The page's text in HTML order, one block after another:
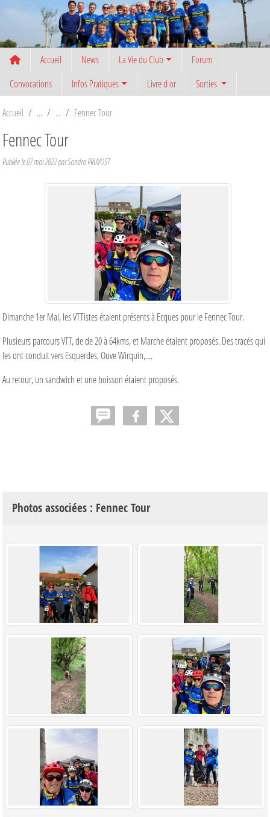
Accueil News La Vie du Club
Forum
Convocations
Infos Pratiques Livre d or Sorties
Accueil Fennec Tour
Fennec Tour
Publiée le07 mai 2022parSandra PRUVOST
Dimanche 1er Mai, les VTTistes étaient présents à Ecques pour le Fennec Tour.
Plusieurs parcours VTT, de de 20 à 64kms, et Marche étaient proposés. Des tracés qui
les ont conduit vers Esquerdes, Ouve Wirquin,....
Au retour, un sandwich et une boisson étaient proposés.
Photos associées : Fennec Tour
Panneau de gestion des cookies